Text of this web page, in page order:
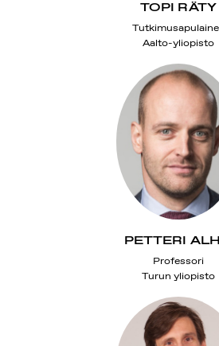
TOPI RÄTY
Aalto-yliopisto
PETTERI
Professori
Turun yliopisto